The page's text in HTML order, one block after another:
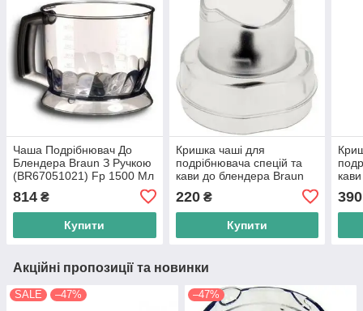
Чаша Подрібнювач До
Блендера Braun З Ручкою
(BR67051021) Fp 1500 Мл
814 ₴
Купити
Кришка чаші для
подрібнювача спецій та
кави до блендера Braun
220₴
Купити
390
Акційні пропозиції та новинки
SALE –47% –47%